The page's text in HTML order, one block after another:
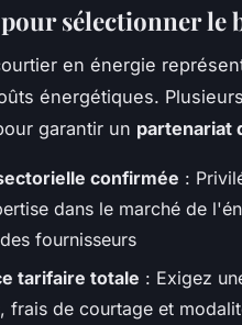
sélectionner le
en énergie
énergétiques.
garantir un partenariat
confirmée :
dans le marché de
fournisseurs
tarifaire totale : Exigez
frais de courtage et